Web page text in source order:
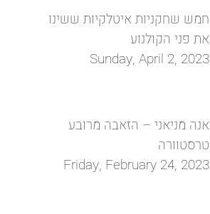
חמש שחקניות איטלקיות ששינו
את פני הקולנוע
Sunday, April 2, 2023
אנה מניאני – הזאבה מרובע
טרסטוורה
Friday, February 24, 2023